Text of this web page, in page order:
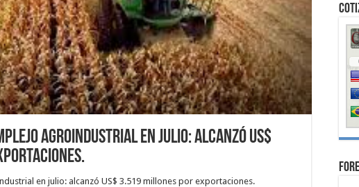
agroindustrial en julio: alcanzó US$
en julio: alcanzó US$ 3.519 millones por exportaciones.